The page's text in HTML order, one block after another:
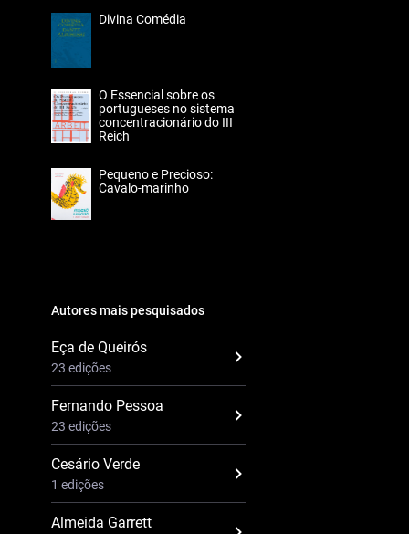
Divina Comédia
O Essencial sobre os
portugueses no sistema
concentracionário do III
Reich
Pequeno e Precioso:
Cavalo-marinho
Autores mais pesquisados
Eça de Queirós
23 edições
Fernando Pessoa
23 edições
Cesário Verde
1 edições
Almeida Garrett